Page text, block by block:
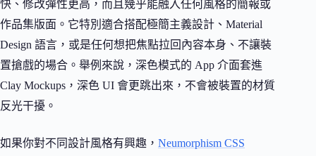
快、修改彈性更高，而且幾乎能融入任何風格的簡報或
作品集版面。它特別適合搭配極簡主義設計、Material
Design 語言，或是任何想把焦點拉回內容本身、不讓裝
置搶戲的場合。舉例來說，深色模式的 App 介面套進
Clay Mockups，深色 UI 會更跳出來，不會被裝置的材質
反光干擾。
如果你對不同設計風格有興趣， Neumorphism CSS